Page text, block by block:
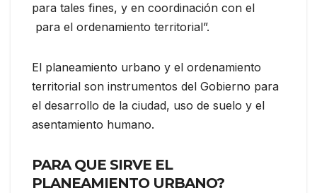
para tales fines, y en coordinación con el
para el ordenamiento territorial”.
El planeamiento urbano y el ordenamiento
territorial son instrumentos del Gobierno para
el desarrollo de la ciudad, uso de suelo y el
asentamiento humano.
PARA QUE SIRVE EL
PLANEAMIENTO URBANO?